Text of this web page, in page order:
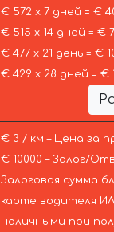
€ 572 х 7 дней = €
€ 515 х 14 дней = €
€ 477 х 21 день = €
€ 429 х 28 дней = €
€ 3 / км – Цена за
€ 10000 – Залог/
Залоговая сумма
карте водителя
наличными при